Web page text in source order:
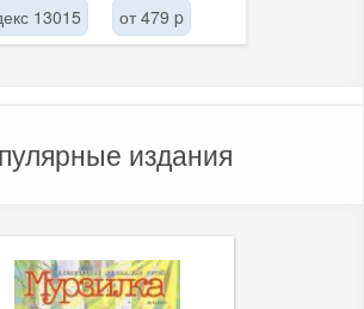
13015 от 479 p
издания